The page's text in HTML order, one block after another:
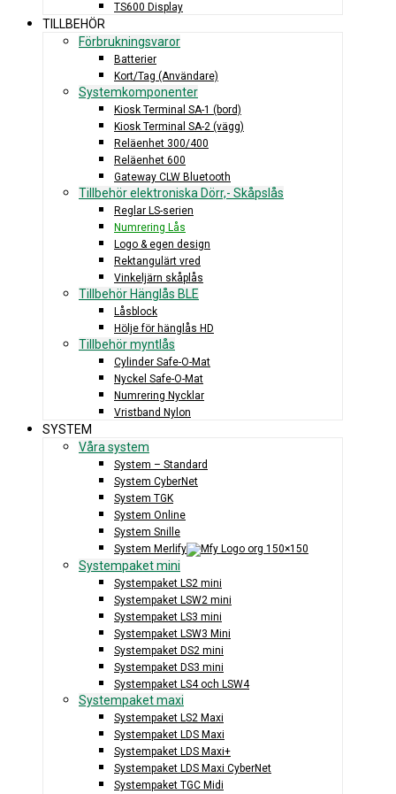
TS600 Display
TILLBEHÖR
Förbrukningsvaror
Batterier
Kort/Tag (Användare)
Systemkomponenter
Kiosk Terminal SA-1 (bord)
Kiosk Terminal SA-2 (vägg)
Reläenhet 300/400
Reläenhet 600
Gateway CLW Bluetooth
Tillbehör elektroniska Dörr,- Skåpslås
Reglar LS-serien
Numrering Lås
Logo & egen design
Rektangulärt vred
Vinkeljärn skåplås
Tillbehör Hänglås BLE
Låsblock
Hölje för hänglås HD
Tillbehör myntlås
Cylinder Safe-O-Mat
Nyckel Safe-O-Mat
Numrering Nycklar
Vristband Nylon
SYSTEM
Våra system
System – Standard
System CyberNet
System TGK
System Online
System Snille
System Merlify
Systempaket mini
Systempaket LS2 mini
Systempaket LSW2 mini
Systempaket LS3 mini
Systempaket LSW3 Mini
Systempaket DS2 mini
Systempaket DS3 mini
Systempaket LS4 och LSW4
Systempaket maxi
Systempaket LS2 Maxi
Systempaket LDS Maxi
Systempaket LDS Maxi+
Systempaket LDS Maxi CyberNet
Systempaket TGC Midi